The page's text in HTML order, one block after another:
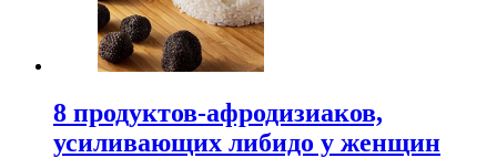
8 продуктов-афродизиаков,
усиливающих либидо у женщин